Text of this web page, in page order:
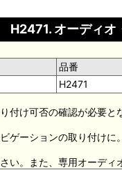
H2471. オーディオ
品番
H2471
付け可否の確認が必要と
ゲーションの取り付け
い。また、専用オーディ